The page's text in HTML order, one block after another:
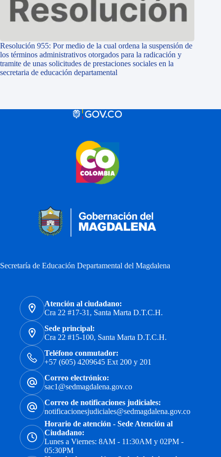
Resolución 955: Por medio de la cual ordena la suspensión de
los términos administrativos otorgados para la radicación y
tramite de unas solicitudes de prestaciones sociales en la
secretaria de educación departamental
Secretaría de Educación Departamental del Magdalena
Atención al ciudadano:
Cra 22 #17-31, Santa Marta D.T.C.H.
Sede principal:
Cra 22 #15-100, Santa Marta D.T.C.H.
Teléfono conmutador:
+57 (605) 4209645 Ext 200 y 201
Correo electrónico:
sac1@sedmagdalena.gov.co
Correo de notificaciones judiciales:
notificacionesjudiciales@sedmagdalena.gov.co
Horario de atención - Sede Atención al
Ciudadano:
Lunes a Viernes: 8AM - 11:30AM y 02PM -
05:30PM